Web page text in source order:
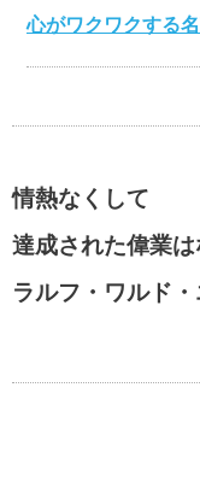
心がワクワクする
伊集院静の名言・
自分が強くなる名言
情熱なくして
達成された偉業は
ラルフ・ワルド・